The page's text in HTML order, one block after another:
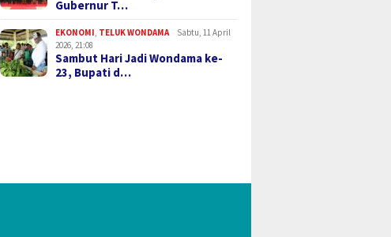
Gubernur T…
EKONOMI TELUK WONDAMA
Sabtu, 11 April
2026, 21:08
Sambut Hari Jadi Wondama ke-
23, Bupati d…